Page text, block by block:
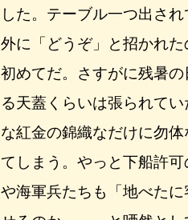
した。テーブル一つ出さ
外に「どうぞ」と招かれ
初めてだ。さすがに残暑
る天蓋くらいは張られて
な紅金の錦織なだけに勿
てしまう。やっと下船許
や海軍兵たちも「地べた